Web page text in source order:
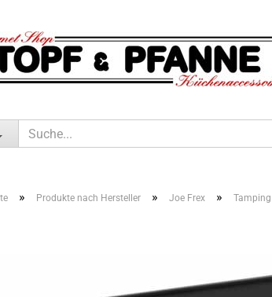
» Produkte nach Hersteller » Joe Frex »